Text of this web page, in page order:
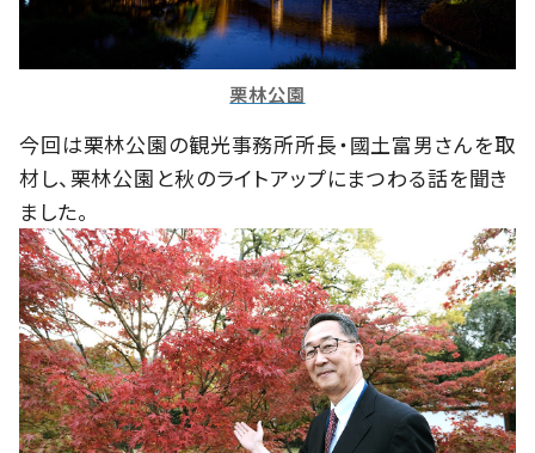
栗林公園
今回は栗林公園の観光事務所所長・國土富男さんを取
材し、栗林公園と秋のライトアップにまつわる話を聞き
ました。